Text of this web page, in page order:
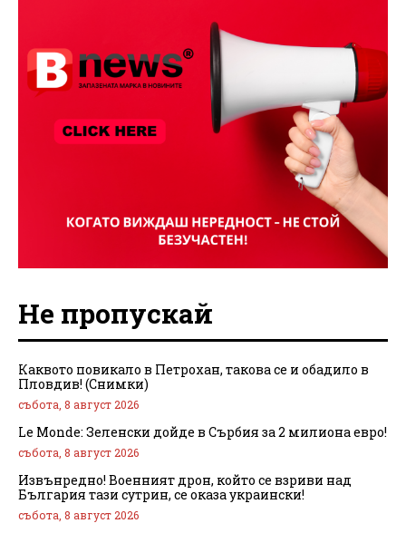
Не пропускай
Каквото повикало в Петрохан, такова се и обадило в
Пловдив! (Снимки)
събота, 8 август 2026
Le Monde: Зеленски дойде в Сърбия за 2 милиона евро!
събота, 8 август 2026
Извънредно! Военният дрон, който се взриви над
България тази сутрин, се оказа украински!
събота, 8 август 2026